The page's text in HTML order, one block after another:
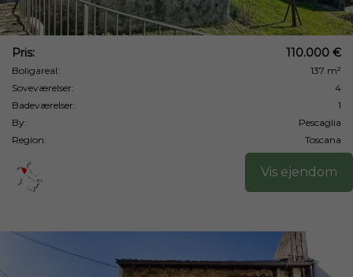
Pris: 110.000 €
Boligareal:
137 m²
Soveværelser:
4
Badeværelser:
1
By:
Pescaglia
Region:
Toscana
Vis ejendom